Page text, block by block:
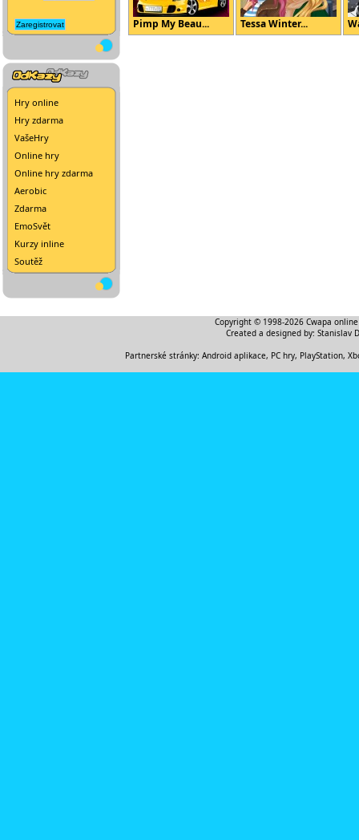
Hry online
Hry zdarma
VašeHry
Online hry
Online hry zdarma
Aerobic
Zdarma
EmoSvět
Kurzy inline
Soutěž
Pimp My Beau... Tessa Winter...
Copyright © 1998-2026 Cwapa
Created a designed by: Stanislav
Partnerské stránky: Android aplikace, PC hry, PlayStation,